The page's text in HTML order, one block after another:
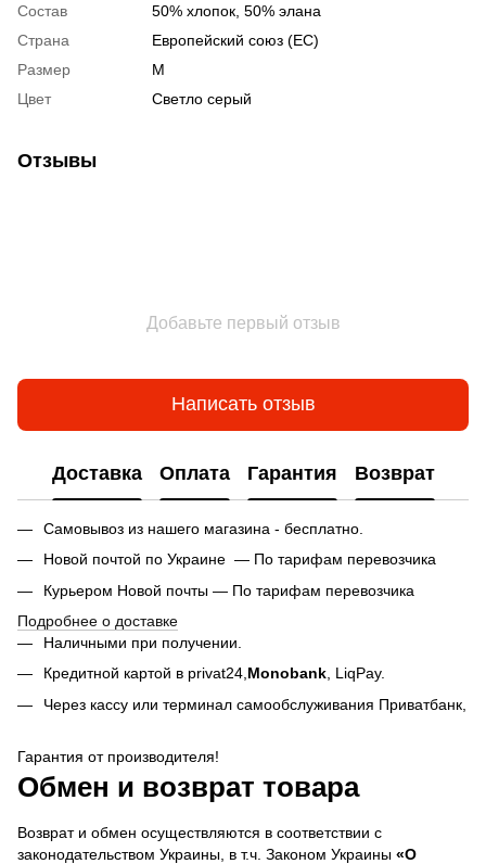
Состав
50% хлопок, 50% элана
Страна
Европейский союз (ЕС)
Размер
M
Цвет
Светло серый
Отзывы
Добавьте первый отзыв
Написать отзыв
Доставка Оплата Гарантия Возврат
Самовывоз из нашего магазина - бесплатно.
Новой почтой по Украине — По тарифам перевозчика
Курьером Новой почты — По тарифам перевозчика
Подробнее о доставке
Наличными при получении.
Кредитной картой в privat24,Monobank, LiqPay.
Через кассу или терминал самообслуживания Приватбанк,
Гарантия от производителя!
Обмен и возврат товара
Возврат и обмен осуществляются в соответствии с
законодательством Украины, в т.ч. Законом Украины «О